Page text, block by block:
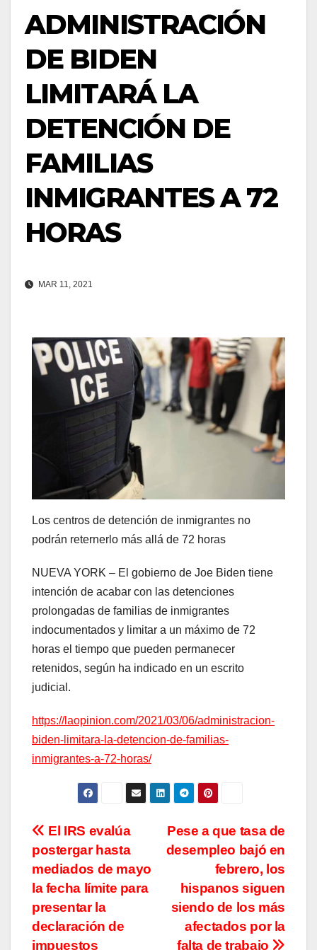
ADMINISTRACIÓN
DE BIDEN
LIMITARÁ LA
DETENCIÓN DE
FAMILIAS
INMIGRANTES A 72
HORAS
MAR 11, 2021
Los centros de detención de inmigrantes no
podrán reternerlo más allá de 72 horas
NUEVA YORK – El gobierno de Joe Biden tiene
intención de acabar con las detenciones
prolongadas de familias de inmigrantes
indocumentados y limitar a un máximo de 72
horas el tiempo que pueden permanecer
retenidos, según ha indicado en un escrito
judicial.
https://laopinion.com/2021/03/06/administracion-
biden-limitara-la-detencion-de-familias-
inmigrantes-a-72-horas/
Navegación
de
entradas
Pese a que tasa de
desempleo bajó en
febrero, los
hispanos siguen
siendo de los más
afectados por la
falta de trabajo
El IRS evalúa
postergar hasta
mediados de mayo
la fecha límite para
presentar la
declaración de
impuestos